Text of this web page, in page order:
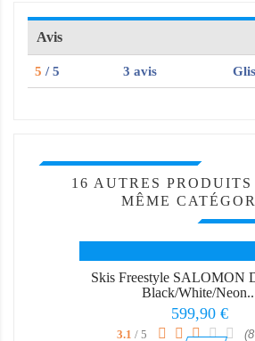
Avis
5 / 5 3 avis
16 AUTRES
MÊME
Skis Freestyle SALOMON
Black/White/
Prix
599,90 €
3.1 / 5